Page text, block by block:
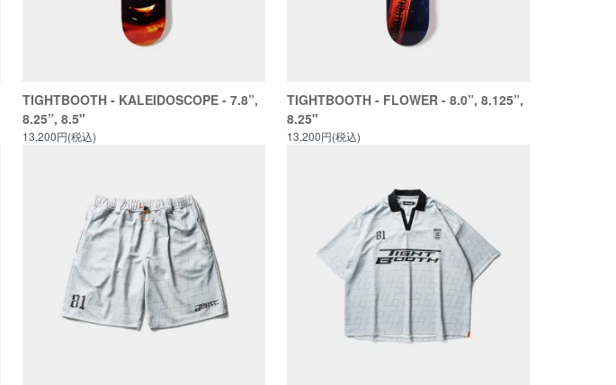
TIGHTBOOTH - KALEIDOSCOPE - 7.8”,
8.25”, 8.5"
13,200円(税込)
TIGHTBOOTH - FLOWER - 8.0”, 8.125”,
8.25"
13,200円(税込)